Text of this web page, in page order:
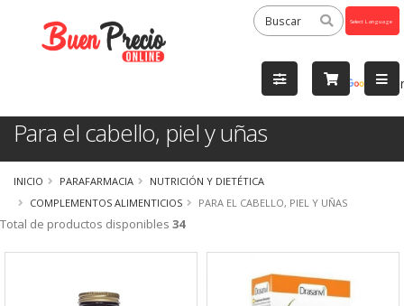
by
Para el cabello, piel y uñas
INICIO PARAFARMACIA
NUTRICIÓN Y DIETÉTICA
COMPLEMENTOS ALIMENTICIOS
PARA EL CABELLO, PIEL Y UÑAS
Total de productos disponibles 34